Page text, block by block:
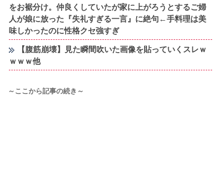
をお裾分け。仲良くしていたが家に上がろうとするご婦
人が娘に放った『失礼すぎる一言』に絶句←手料理は美
味しかったのに性格クセ強すぎ
【腹筋崩壊】見た瞬間吹いた画像を貼っていくスレｗ
ｗｗｗ他
～ここから記事の続き～